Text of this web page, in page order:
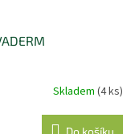
Skladem (4 ks)